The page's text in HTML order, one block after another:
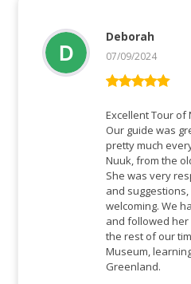
of 5
Deborah
07/09/2024
Excellent Tour of
Our guide was
pretty much
Nuuk, from the
She was very
and
welcoming. We
and followed
the rest of our
Museum,
Greenland.